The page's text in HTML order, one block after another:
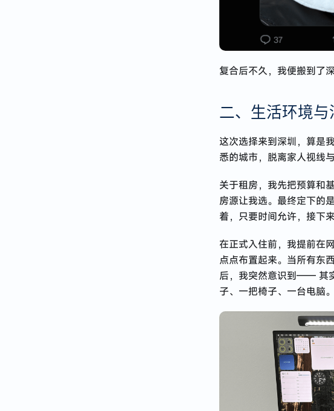
复合后不久，我便搬到了
二、生活环境与
这次选择来到深圳，算是
悉的城市，脱离家人视线
关于租房，我先把预算和
房源让我选。最终定下的
着，只要时间允许，接下
在正式入住前，我提前在
点点布置起来。当所有东
后，我突然意识到—— 其
子、一把椅子、一台电脑。